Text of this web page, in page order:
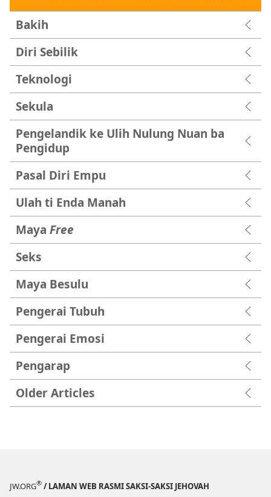
Bakih
Diri Sebilik
Teknologi
Sekula
Pengelandik ke Ulih Nulung Nuan ba
Pengidup
Pasal Diri Empu
Ulah ti Enda Manah
Maya Free
Seks
Maya Besulu
Pengerai Tubuh
Pengerai Emosi
Pengarap
Older Articles
JW.ORG® / LAMAN WEB RASMI SAKSI-SAKSI JEHOVAH